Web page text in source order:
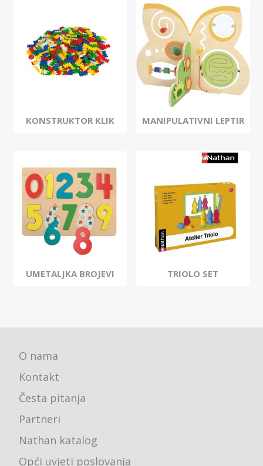
KONSTRUKTOR KLIK MANIPULATIVNI LEPTIR
UMETALJKA BROJEVI TRIOLO SET
O nama
Kontakt
Česta pitanja
Partneri
Nathan katalog
Opći uvjeti poslovanja